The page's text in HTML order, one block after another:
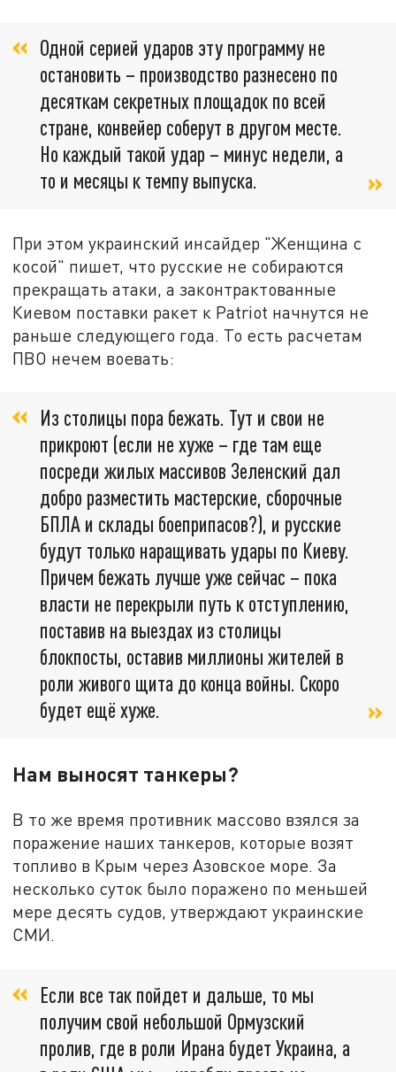
Одной серией ударов эту программу не
остановить – производство разнесено по
десяткам секретных площадок по всей
стране, конвейер соберут в другом месте.
Но каждый такой удар – минус недели, а
то и месяцы к темпу выпуска.
При этом украинский инсайдер "Женщина с
косой" пишет, что русские не собираются
прекращать атаки, а законтрактованные
Киевом поставки ракет к Patriot начнутся не
раньше следующего года. То есть расчетам
ПВО нечем воевать:
Из столицы пора бежать. Тут и свои не
прикроют (если не хуже – где там еще
посреди жилых массивов Зеленский дал
добро разместить мастерские, сборочные
БПЛА и склады боеприпасов?), и русские
будут только наращивать удары по Киеву.
Причем бежать лучше уже сейчас – пока
власти не перекрыли путь к отступлению,
поставив на выездах из столицы
блокпосты, оставив миллионы жителей в
роли живого щита до конца войны. Скоро
будет ещё хуже.
Нам выносят танкеры?
В то же время противник массово взялся за
поражение наших танкеров, которые возят
топливо в Крым через Азовское море. За
несколько суток было поражено по меньшей
мере десять судов, утверждают украинские
СМИ.
Если все так пойдет и дальше, то мы
получим свой небольшой Ормузский
пролив, где в роли Ирана будет Украина, а